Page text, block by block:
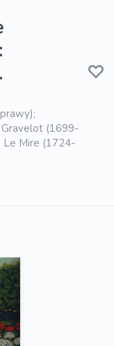
Gravelot (1699-
Le Mire (1724-